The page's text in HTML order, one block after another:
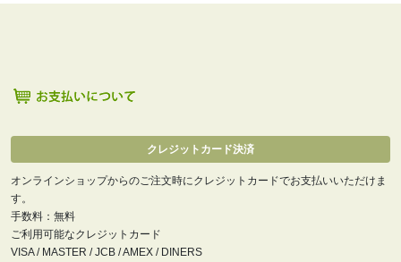
クレジットカード決済
オンラインショップからのご注文時にクレジットカードでお支払いいただけま
す。
手数料：無料
ご利用可能なクレジットカード
VISA / MASTER / JCB / AMEX / DINERS